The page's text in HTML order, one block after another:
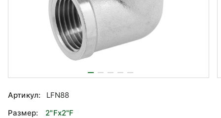
Артикул:
LFN88
Размер:
2"Fx2"F